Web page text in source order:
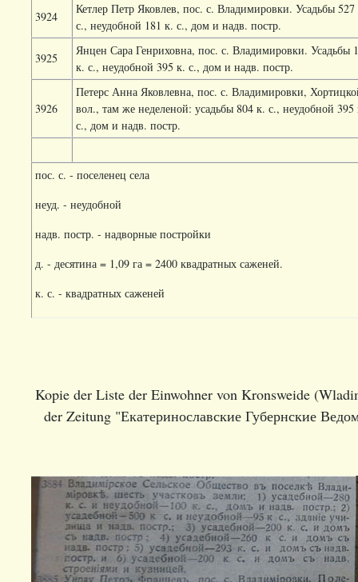
3924
Кетлер Петр Яковлев, пос. с. Владимировки. Усадьбы 527
с., неудобной 181 к. с., дом и надв. постр.
3925
Янцен Сара Генриховна, пос. с. Владимировки. Усадьбы
к. с., неудобной 395 к. с., дом и надв. постр.
3926
Петерс Анна Яковлевна, пос. с. Владимировки,
вол., там же неделеной: усадьбы 804 к. с., неудобной 395
с., дом и надв. постр.
пос. с. - поселенец села
неуд. - неудобной
надв. постр. - надворные постройки
д. - десятина = 1,09 га = 2400 квадратных саженей.
к. с. - квадратных саженей
Kopie der Liste der Einwohner von Kronsweide
der Zeitung "Екатеринославские Губернские